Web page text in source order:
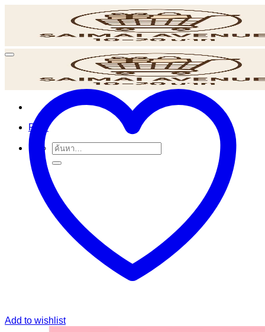
เนื้อหา
POS
ค้นหา:
Add to wishlist